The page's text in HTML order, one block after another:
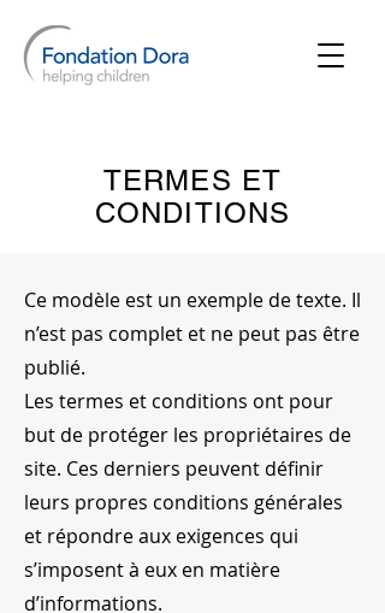
TERMES ET
CONDITIONS
Ce modèle est un exemple de texte. Il
n’est pas complet et ne peut pas être
publié.
Les termes et conditions ont pour
but de protéger les propriétaires de
site. Ces derniers peuvent définir
leurs propres conditions générales
et répondre aux exigences qui
s’imposent à eux en matière
d’informations.